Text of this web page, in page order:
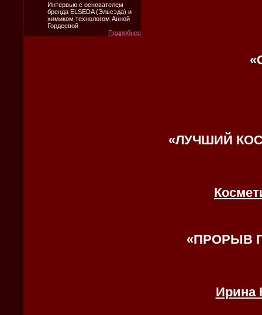
Интервью с основателем
бренда ELSEDA (Эльсэда) и
химиком технологом Анной
Гордеевой
Подробнее
«ЛУЧШИЙ
«ПРОРЫВ
Ирина